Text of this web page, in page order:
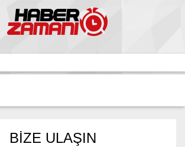
BIZE ULAŞIN